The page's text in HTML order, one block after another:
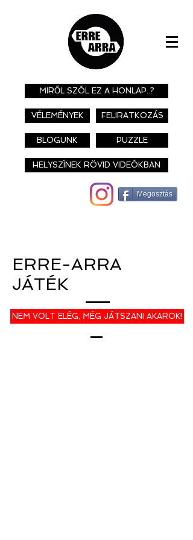
MIRŐL SZÓL EZ A HONLAP..?
VÉLEMÉNYEK FELIRATKOZÁS
BLOGUNK PUZZLE
HELYSZÍNEK RÖVID VIDEÓKBAN
Megosztás
ERRE-ARRA
JÁTÉK
NEM VOLT ELÉG, MÉG JÁTSZANI AKAROK!